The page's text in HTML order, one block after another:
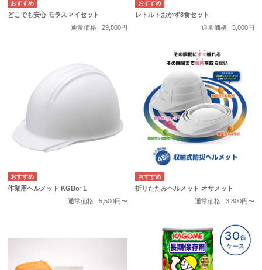
どこでも安心 モラスマイセット
通常価格
29,800円
レトルトおかず8食セット
通常価格
5,000円
作業用ヘルメット KGBoｰ1
通常価格
5,500円〜
折りたたみヘルメット オサメット
通常価格
3,800円〜